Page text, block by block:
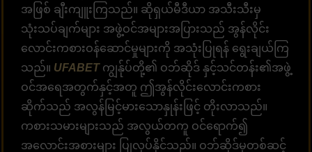
အဖြစ် ချီးကျူးကြသည်။ ဆိုရှယ်မီဒီယာ အသီးသီးမှ
သုံးသပ်ချက်များ အဖွဲ့ဝင်အများအပြားသည် အွန်လိုင်း
လောင်းကစားဝန်ဆောင်မှုများကို အသုံးပြုရန် ရွေးချယ်ကြ
သည်။ UFABETကျွန်ုပ်တို့၏ ဝဘ်ဆိုဒ် နှင့်သင်တန်း၏အဖွဲ့
ဝင်အရေအတွက်နှင့်အတူ ဤအွန်လိုင်းလောင်းကစား
ဆိုက်သည် အလွန်မြင့်မားသောနှုန်းဖြင့် တိုးလာသည်။
ကစားသမားများသည် အလွယ်တကူ ဝင်ရောက်၍
အလောင်းအစားများ ပြုလုပ်နိုင်သည်။ ဝဘ်ဆိုဒ်မှတစ်ဆင့်